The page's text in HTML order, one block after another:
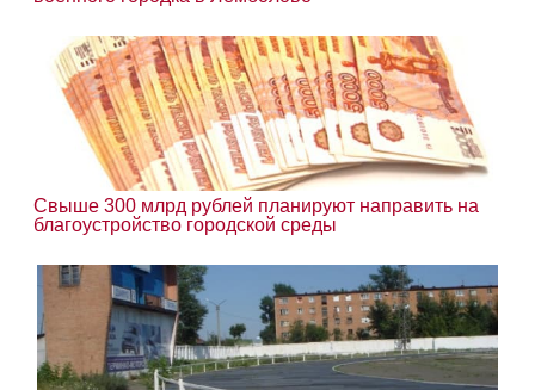
Свыше 300 млрд рублей планируют направить на
благоустройство городской среды